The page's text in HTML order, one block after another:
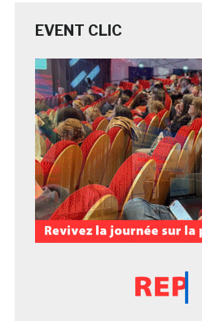
EVENT CLIC